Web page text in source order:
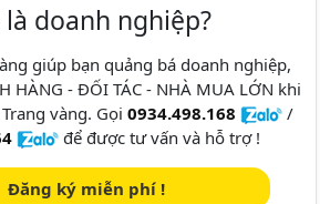
là doanh nghiệp?
giúp bạn quảng bá doanh nghiệp,
HÀNG - ĐỐI TÁC - NHÀ MUA LỚN khi
vàng. Gọi 0934.498.168
/
để được tư vấn và hỗ trợ !
Đăng ký miễn phí !